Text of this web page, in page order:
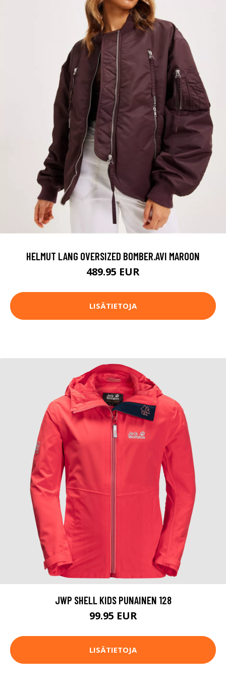
HELMUT LANG OVERSIZED BOMBER.AVI MAROON
489.95 EUR
LISÄTIETOJA
JWP SHELL KIDS PUNAINEN 128
99.95 EUR
LISÄTIETOJA